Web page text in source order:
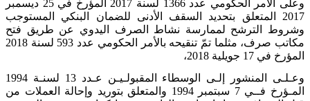
وعلى الأمر الحكومي عدد 1366 لسنة 2017 المؤرخ في 25 ديسمبر
2017 المتعلق بتحديد السقف الأدنى للضمان البنكي المستوجب
وشروط الترشح لممارسة نشاط الصرف اليدوي عن طريق فتح
مكاتب صرف، مثلما تمّ تنقيحه بالأمر الحكومي عدد 593 لسنة 2018
المؤرخ في 17 جويلية 2018،
وعـلـى المنشور إلـى الوسطاء المقبولـيـن عـدد 13 لسنـة 1994
المـؤرخ فــي 7 سبتمبر 1994 والمتعلق بتوريد وإحالة العملات من